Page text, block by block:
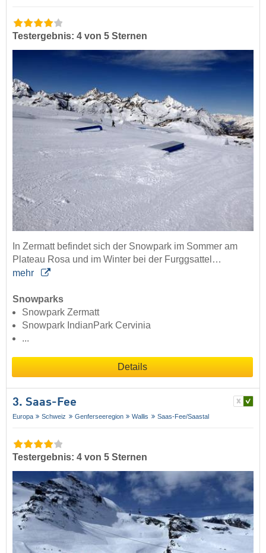
Testergebnis: 4 von 5 Sternen
In Zermatt befindet sich der Snowpark im Sommer am
Plateau Rosa und im Winter bei der Furggsattel…
mehr
Snowparks
Snowpark Zermatt
Snowpark IndianPark Cervinia
...
Details
3. Saas-Fee
Europa Schweiz Genferseeregion Wallis Saas-Fee/​Saastal
Testergebnis: 4 von 5 Sternen